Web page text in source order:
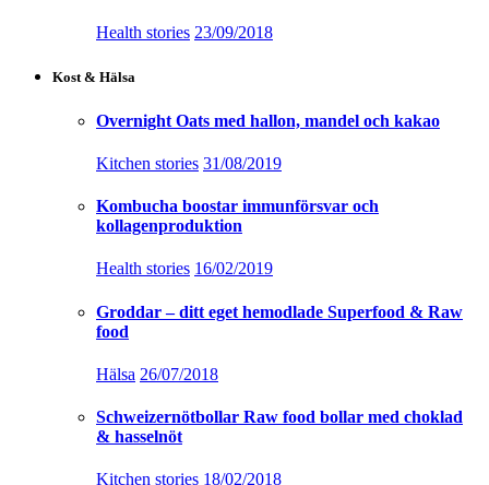
Health stories 23/09/2018
Kost & Hälsa
Overnight Oats med hallon, mandel och kakao
Kitchen stories 31/08/2019
Kombucha boostar immunförsvar och
kollagenproduktion
Health stories 16/02/2019
Groddar – ditt eget hemodlade Superfood & Raw
food
Hälsa 26/07/2018
Schweizernötbollar Raw food bollar med choklad
& hasselnöt
Kitchen stories 18/02/2018